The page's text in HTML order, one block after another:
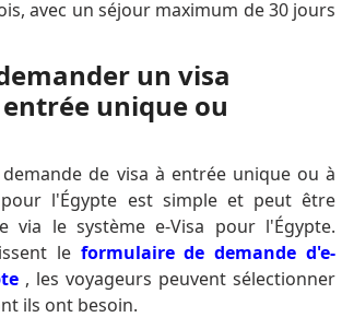
avec un séjour maximum de 30 jours
un visa
unique ou
de visa à entrée unique ou à
l'Égypte est simple et peut être
via le système e-Visa pour l'Égypte.
le formulaire de demande d'e-
, les voyageurs peuvent sélectionner
ils ont besoin.